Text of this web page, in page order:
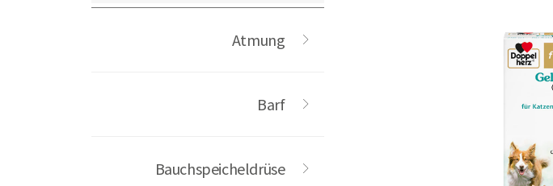
Atmung
Barf
Bauchspeicheldrüse